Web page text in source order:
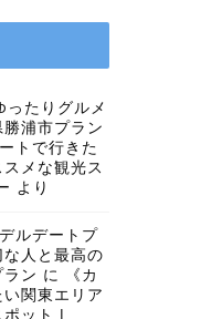
ったりグルメ
浦市プラン
トで行きた
メな観光ス
より
ルデートプ
人と最高の
ン に
《カ
関東エリア
ット |